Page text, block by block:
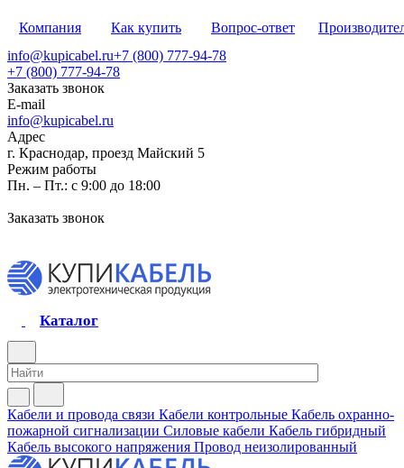
Компания Как купить Вопрос-ответ
info@kupicabel.ru+7 (800) 777-94-78
+7 (800) 777-94-78
Заказать звонок
E-mail
info@kupicabel.ru
Адрес
г. Краснодар, проезд Майский 5
Режим работы
Пн. – Пт.: с 9:00 до 18:00
Заказать звонок
Каталог
Кабели и провода связи Кабели контрольные Кабель охранно-
пожарной сигнализации Силовые кабели Кабель гибридный
Кабель высокого напряжения Провод неизолированный